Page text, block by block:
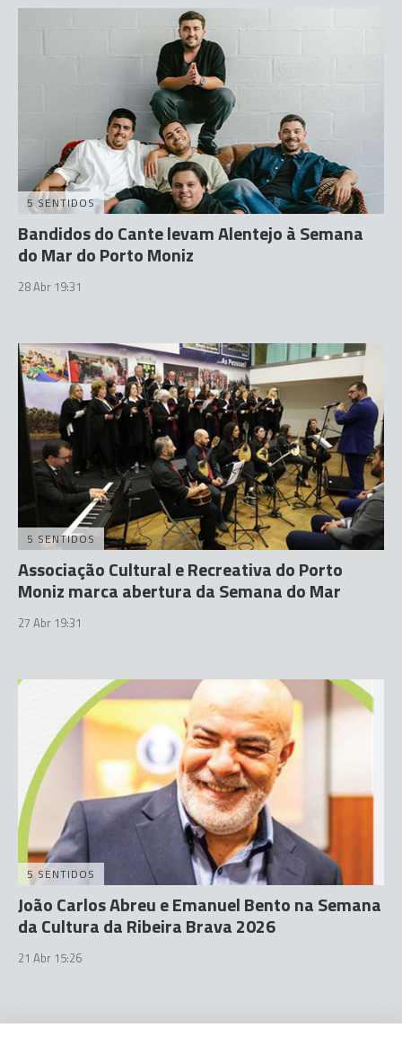
5 SENTIDOS
Bandidos do Cante levam Alentejo à Semana
do Mar do Porto Moniz
28 Abr 19:31
5 SENTIDOS
Associação Cultural e Recreativa do Porto
Moniz marca abertura da Semana do Mar
27 Abr 19:31
5 SENTIDOS
João Carlos Abreu e Emanuel Bento na Semana
da Cultura da Ribeira Brava 2026
21 Abr 15:26